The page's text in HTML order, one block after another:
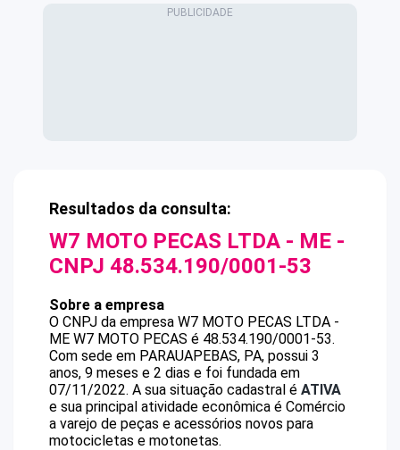
Resultados da consulta:
W7 MOTO PECAS LTDA - ME -
CNPJ 48.534.190/0001-53
Sobre a empresa
O CNPJ da empresa W7 MOTO PECAS LTDA -
ME W7 MOTO PECAS é 48.534.190/0001-53.
Com sede em PARAUAPEBAS, PA, possui 3
anos, 9 meses e 2 dias e foi fundada em
07/11/2022. A sua situação cadastral é ATIVA
e sua principal atividade econômica é Comércio
a varejo de peças e acessórios novos para
motocicletas e motonetas.